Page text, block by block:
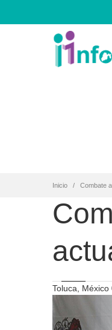
Inicio Combate
Toluca,